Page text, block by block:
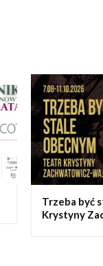
Trzeba być
Krystyny